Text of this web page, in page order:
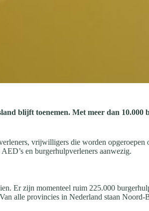
blijft toenemen. Met meer dan
vrijwilligers die worden
en burgerhulpverleners aanwezig.
Er zijn momenteel ruim 225.000
alle provincies in Nederland staan